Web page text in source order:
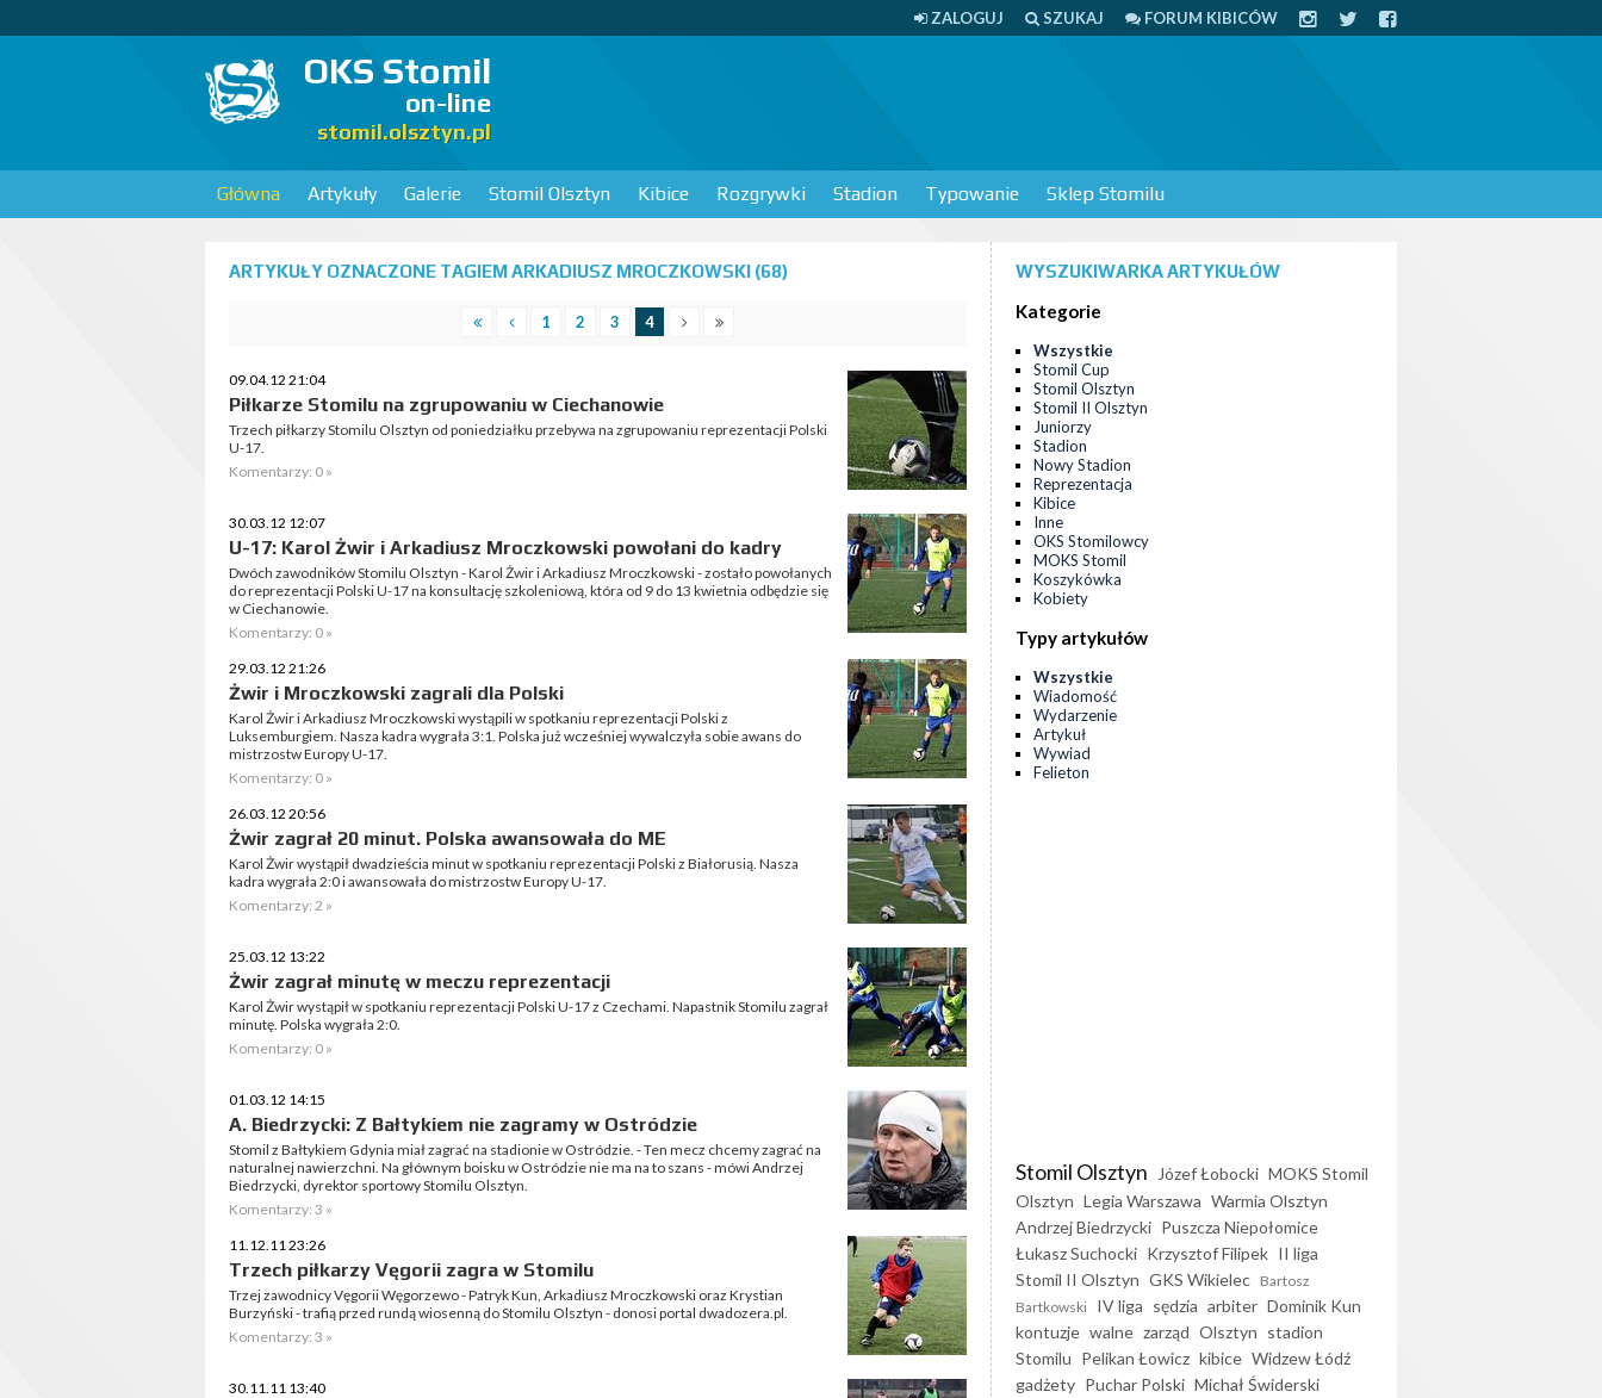
ZALOGUJ SZUKAJ FORUM KIBICÓW
OKS Stomil
on-line
stomil.olsztyn.pl
Główna Artykuły Galerie Stomil Olsztyn Kibice Rozgrywki Stadion Typowanie Sklep Stomilu
ARTYKUŁY OZNACZONE TAGIEM ARKADIUSZ MROCZKOWSKI (68)
1 2 3 4
09.04.12 21:04
Piłkarze Stomilu na zgrupowaniu w Ciechanowie
Trzech piłkarzy Stomilu Olsztyn od poniedziałku przebywa na zgrupowaniu reprezentacji Polski
U-17.
Komentarzy: 0 »
30.03.12 12:07
U-17: Karol Żwir i Arkadiusz Mroczkowski powołani do kadry
Dwóch zawodników Stomilu Olsztyn - Karol Żwir i Arkadiusz Mroczkowski - zostało powołanych
do reprezentacji Polski U-17 na konsultację szkoleniową, która od 9 do 13 kwietnia odbędzie się
w Ciechanowie.
Komentarzy: 0 »
29.03.12 21:26
Żwir i Mroczkowski zagrali dla Polski
Karol Żwir i Arkadiusz Mroczkowski wystąpili w spotkaniu reprezentacji Polski z
Luksemburgiem. Nasza kadra wygrała 3:1. Polska już wcześniej wywalczyła sobie awans do
mistrzostw Europy U-17.
Komentarzy: 0 »
26.03.12 20:56
Żwir zagrał 20 minut. Polska awansowała do ME
Karol Żwir wystąpił dwadzieścia minut w spotkaniu reprezentacji Polski z Białorusią. Nasza
kadra wygrała 2:0 i awansowała do mistrzostw Europy U-17.
Komentarzy: 2 »
25.03.12 13:22
Żwir zagrał minutę w meczu reprezentacji
Karol Żwir wystąpił w spotkaniu reprezentacji Polski U-17 z Czechami. Napastnik Stomilu zagrał
minutę. Polska wygrała 2:0.
Komentarzy: 0 »
01.03.12 14:15
A. Biedrzycki: Z Bałtykiem nie zagramy w Ostródzie
Stomil z Bałtykiem Gdynia miał zagrać na stadionie w Ostródzie. - Ten mecz chcemy zagrać na
naturalnej nawierzchni. Na głównym boisku w Ostródzie nie ma na to szans - mówi Andrzej
Biedrzycki, dyrektor sportowy Stomilu Olsztyn.
Komentarzy: 3 »
11.12.11 23:26
Trzech piłkarzy Vęgorii zagra w Stomilu
Trzej zawodnicy Vęgorii Węgorzewo - Patryk Kun, Arkadiusz Mroczkowski oraz Krystian
Burzyński - trafią przed rundą wiosenną do Stomilu Olsztyn - donosi portal dwadozera.pl.
Komentarzy: 3 »
30.11.11 13:40
WYSZUKIWARKA ARTYKUŁÓW
Kategorie
Wszystkie
Stomil Cup
Stomil Olsztyn
Stomil II Olsztyn
Juniorzy
Stadion
Nowy Stadion
Reprezentacja
Kibice
Inne
OKS Stomilowcy
MOKS Stomil
Koszykówka
Kobiety
Typy artykułów
Wszystkie
Wiadomość
Wydarzenie
Artykuł
Wywiad
Felieton
Stomil Olsztyn Józef Łobocki MOKS Stomil
Olsztyn Legia Warszawa Warmia Olsztyn
Andrzej Biedrzycki Puszcza Niepołomice
Łukasz Suchocki Krzysztof Filipek II liga
Stomil II Olsztyn GKS Wikielec Bartosz
Bartkowski IV liga sędzia arbiter Dominik Kun
kontuzje walne zarząd Olsztyn stadion
Stomilu Pelikan Łowicz kibice Widzew Łódź
gadżety Puchar Polski Michał Świderski